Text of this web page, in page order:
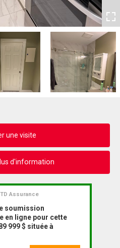
une visite
d'information
Assurance
soumission
en ligne pour cette
999 $ située à